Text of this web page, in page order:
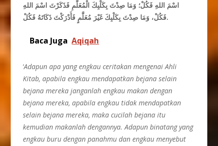
اسْمَ اللهِ فَكُلْ؛ وَمَا صِدْتَ بِكَلْبِكَ الْمُعَلَّمِ فَذَكَرْتَ اسْمَ اللهِ
فَكُلْ، وَمَا صِدْتَ بِكَلْبِكَ غَيْرَ مُعَلَّمٍ فَأَدْرَكْتَ ذَكَاتَهُ فَكُلْ.
Baca Juga Aqiqah
‘Adapun apa yang engkau ceritakan mengenai Ahli
Kitab, apabila engkau mendapatkan bejana selain
bejana mereka janganlah engkau makan dengan
bejana mereka, apabila engkau tidak mendapatkan
selain bejana mereka, maka cucilah bejana itu
kemudian makanlah dengannya. Adapun binatang yang
engkau buru dengan panahmu dan engkau menyebut